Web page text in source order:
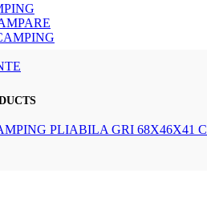
PLIABILA GRI 68X46X41